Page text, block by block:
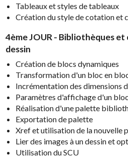
Tableaux et styles de tableaux
Création du style de cotation et
4ème JOUR - Bibliothèques
dessin
Création de blocs dynamiques
Transformation d'un bloc en
Incrémentation des dimensions
Paramètres d'affichage d'un
Réalisation d'une palette
Exportation de palette
Xref et utilisation de la nouvelle
Lier des images à un dessin et
Utilisation du SCU